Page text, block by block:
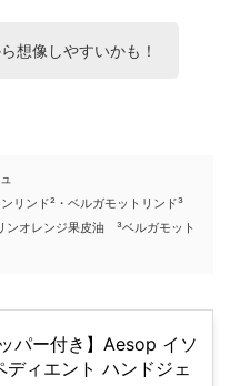
想像しやすいかも！
リンド²・ベルガモットリンド³
ンオレンジ果皮油 ³ベルガモット
パー付き】Aesop イソ
ィエント ハンドジェ